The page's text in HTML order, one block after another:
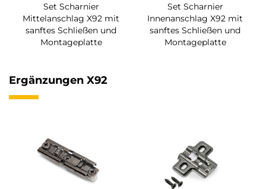
Set Scharnier
Mittelanschlag X92 mit
sanftes Schließen und
Montageplatte
Set Scharnier
Innenanschlag X92 mit
sanftes Schließen und
Montageplatte
Ergänzungen X92